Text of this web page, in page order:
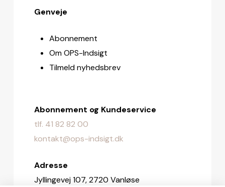
Genveje
Abonnement
Om OPS-Indsigt
Tilmeld nyhedsbrev
Abonnement og Kundeservice
tlf. 41 82 82 00
kontakt@ops-indsigt.dk
Adresse
Jyllingevej 107, 2720 Vanløse